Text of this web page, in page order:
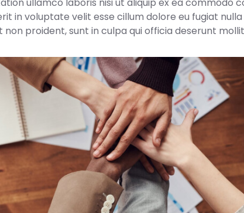
in voluptate velit esse cillum dolore eu fugiat
proident, sunt in culpa qui officia deserunt